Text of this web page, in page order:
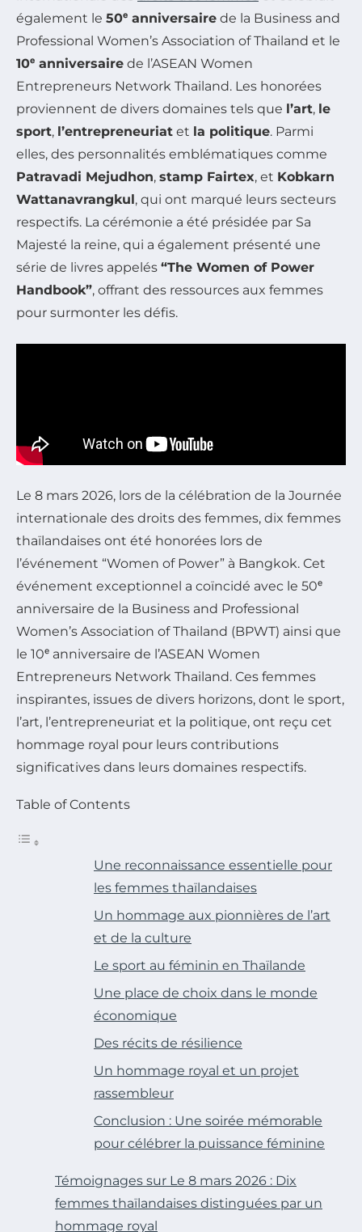
également le 50ᵉ anniversaire de la Business and
Professional Women’s Association of Thailand et le
10ᵉ anniversaire de l’ASEAN Women
Entrepreneurs Network Thailand. Les honorées
proviennent de divers domaines tels que l’art, le
sport, l’entrepreneuriat et la politique. Parmi
elles, des personnalités emblématiques comme
Patravadi Mejudhon, stamp Fairtex, et Kobkarn
Wattanavrangkul, qui ont marqué leurs secteurs
respectifs. La cérémonie a été présidée par Sa
Majesté la reine, qui a également présenté une
série de livres appelés “The Women of Power
Handbook”, offrant des ressources aux femmes
pour surmonter les défis.
Le 8 mars 2026, lors de la célébration de la Journée
internationale des droits des femmes, dix femmes
thaïlandaises ont été honorées lors de
l’événement “Women of Power” à Bangkok. Cet
événement exceptionnel a coïncidé avec le 50ᵉ
anniversaire de la Business and Professional
Women’s Association of Thailand (BPWT) ainsi que
le 10ᵉ anniversaire de l’ASEAN Women
Entrepreneurs Network Thailand. Ces femmes
inspirantes, issues de divers horizons, dont le sport,
l’art, l’entrepreneuriat et la politique, ont reçu cet
hommage royal pour leurs contributions
significatives dans leurs domaines respectifs.
Table of Contents
Une reconnaissance essentielle pour
les femmes thaïlandaises
Un hommage aux pionnières de l’art
et de la culture
Le sport au féminin en Thaïlande
Une place de choix dans le monde
économique
Des récits de résilience
Un hommage royal et un projet
rassembleur
Conclusion : Une soirée mémorable
pour célébrer la puissance féminine
Témoignages sur Le 8 mars 2026 : Dix
femmes thaïlandaises distinguées par un
hommage royal